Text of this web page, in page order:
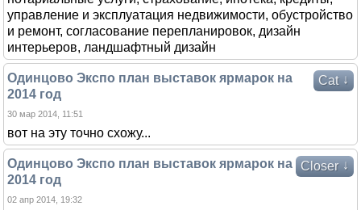
управление и эксплуатация недвижимости, обустройство
и ремонт, согласование перепланировок, дизайн
интерьеров, ландшафтный дизайн
Cat ↓
Одинцово Экспо план выставок ярмарок на
2014 год
30 мар 2014, 11:51
вот на эту точно схожу...
Closer ↓
Одинцово Экспо план выставок ярмарок на
2014 год
02 апр 2014, 19:32